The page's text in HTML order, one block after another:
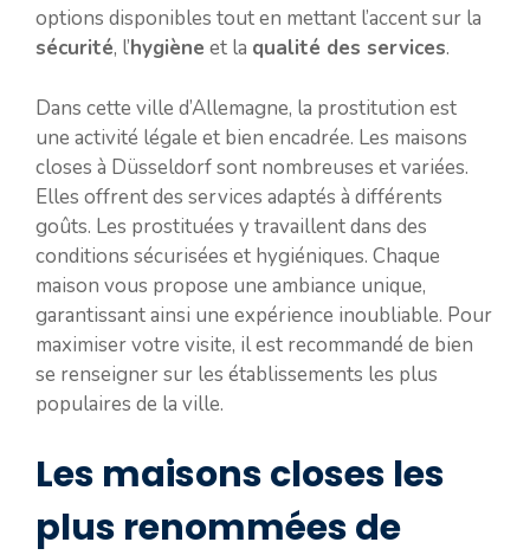
options disponibles tout en mettant l’accent sur la
sécurité, l’hygiène et la qualité des services.
Dans cette ville d’Allemagne, la prostitution est
une activité légale et bien encadrée. Les maisons
closes à Düsseldorf sont nombreuses et variées.
Elles offrent des services adaptés à différents
goûts. Les prostituées y travaillent dans des
conditions sécurisées et hygiéniques. Chaque
maison vous propose une ambiance unique,
garantissant ainsi une expérience inoubliable. Pour
maximiser votre visite, il est recommandé de bien
se renseigner sur les établissements les plus
populaires de la ville.
Les maisons closes les
plus renommées de